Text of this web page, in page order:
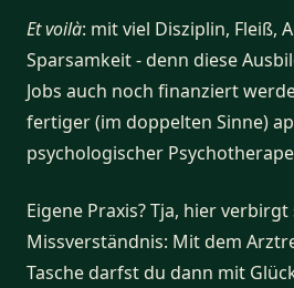
Et voilà: mit viel Disziplin, Fleiß,
Sparsamkeit - denn diese
Jobs auch noch finanziert
fertiger (im doppelten Sinne)
psychologischer
Eigene Praxis? Tja, hier
Missverständnis: Mit dem
Tasche darfst du dann mit